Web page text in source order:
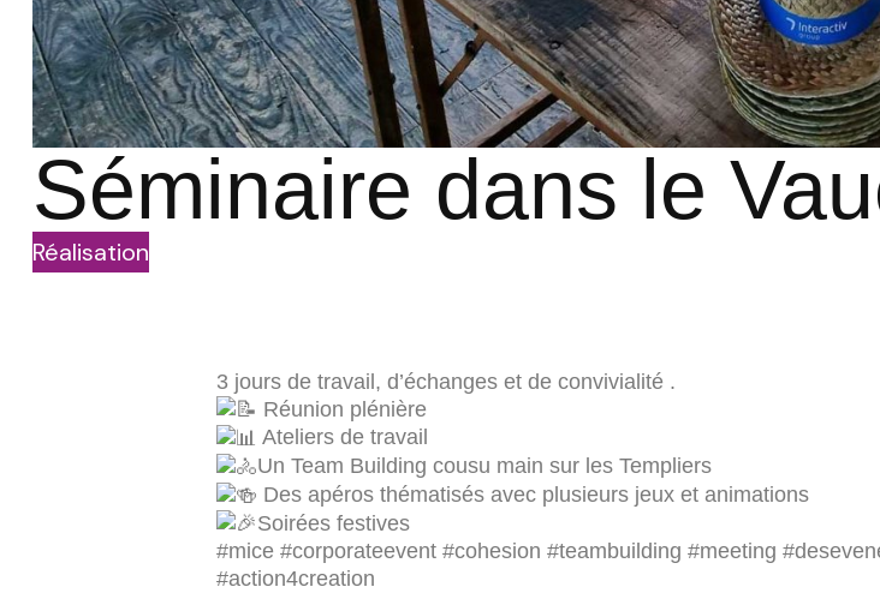
Séminaire dans le
Réalisation
3 jours de travail, d’échanges et de convivialité .
Réunion plénière
Ateliers de travail
Un Team Building cousu main sur les Templiers
Des apéros thématisés avec plusieurs jeux et animations
Soirées festives
#mice #corporateevent #cohesion #teambuilding #meeting
#action4creation